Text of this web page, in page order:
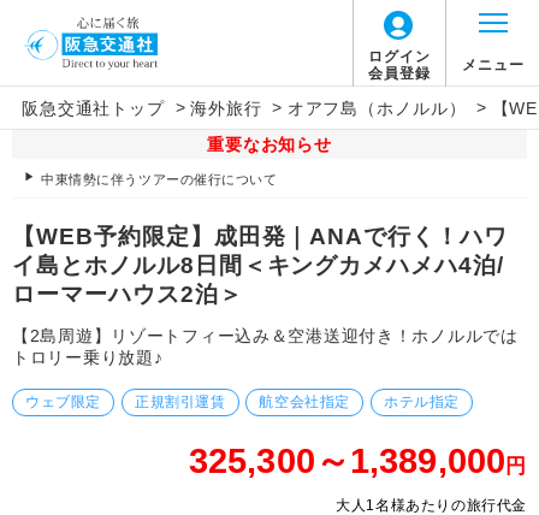
ログイン
会員登録
メニュー
阪急交通社トップ > 海外旅行 > オアフ島（ホノルル） >
【
重要なお知らせ
中東情勢に伴うツアーの催行について
【WEB予約限定】成田発｜ANAで行く！ハワ
イ島とホノルル8日間＜キングカメハメハ4泊/
ローマーハウス2泊＞
【2島周遊】リゾートフィー込み＆空港送迎付き！ホノルルでは
トロリー乗り放題♪
ウェブ限定 正規割引運賃 航空会社指定 ホテル指定
325,300～1,389,000 円
大人1名様あたりの旅行代金